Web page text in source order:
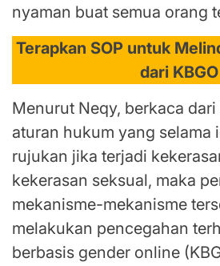
nyaman buat semua orang
Terapkan SOP untuk
dari KBGO
Menurut Neqy, berkaca
aturan hukum yang selama
rujukan jika terjadi
kekerasan seksual, maka
mekanisme-mekanisme
melakukan pencegahan
berbasis gender online